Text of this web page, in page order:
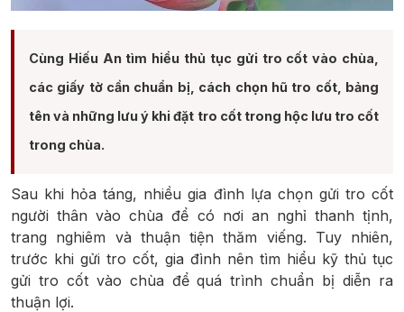
Cùng Hiếu An tìm hiểu thủ tục gửi tro cốt vào chùa,
các giấy tờ cần chuẩn bị, cách chọn hũ tro cốt, bảng
tên và những lưu ý khi đặt tro cốt trong hộc lưu tro cốt
trong chùa.
Sau khi hỏa táng, nhiều gia đình lựa chọn gửi tro cốt
người thân vào chùa để có nơi an nghỉ thanh tịnh,
trang nghiêm và thuận tiện thăm viếng. Tuy nhiên,
trước khi gửi tro cốt, gia đình nên tìm hiểu kỹ thủ tục
gửi tro cốt vào chùa để quá trình chuẩn bị diễn ra
thuận lợi.